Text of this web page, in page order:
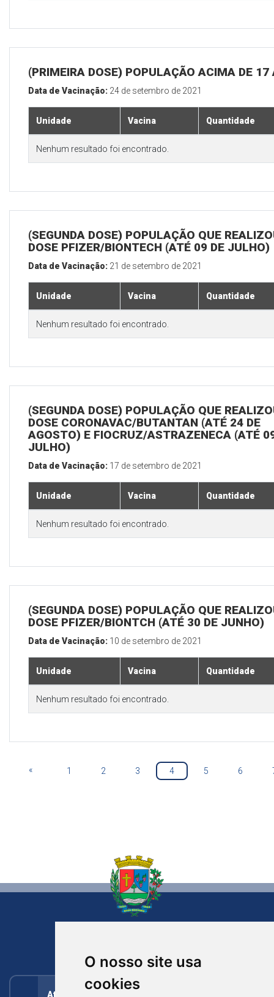
O nosso site usa
cookies
(PRIMEIRA DOSE) POPULAÇÃO ACIMA DE 17
Data de Vacinação: 24 de setembro de 2021
Unidade Vacina Quantidade
Nenhum resultado foi encontrado.
(SEGUNDA DOSE) POPULAÇÃO QUE
DOSE PFIZER/BIONTECH (ATÉ 09 DE JULHO)
Data de Vacinação: 21 de setembro de 2021
Unidade Vacina Quantidade
Nenhum resultado foi encontrado.
(SEGUNDA DOSE) POPULAÇÃO QUE
DOSE CORONAVAC/BUTANTAN (ATÉ 24 DE
AGOSTO) E FIOCRUZ/ASTRAZENECA (ATÉ
JULHO)
Data de Vacinação: 17 de setembro de 2021
Unidade Vacina Quantidade
Nenhum resultado foi encontrado.
(SEGUNDA DOSE) POPULAÇÃO QUE
DOSE PFIZER/BIONTCH (ATÉ 30 DE JUNHO)
Data de Vacinação: 10 de setembro de 2021
Unidade Vacina Quantidade
Nenhum resultado foi encontrado.
« 1 2 3 4 5 6
Atendimento